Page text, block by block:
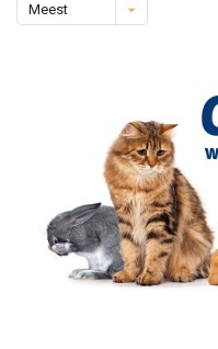
Meest